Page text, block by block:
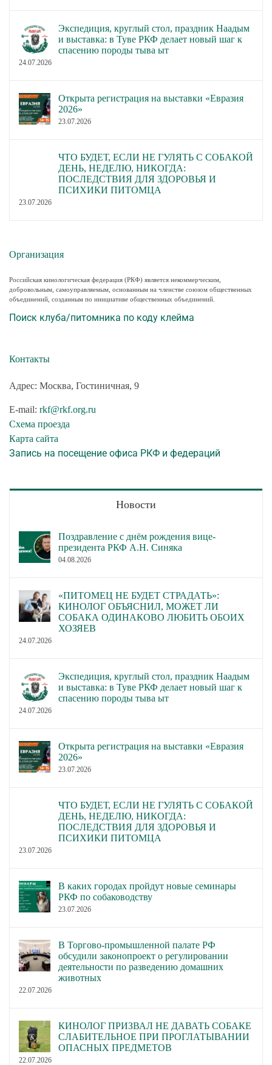
Экспедиция, круглый стол, праздник Наадым
и выставка: в Туве РКФ делает новый шаг к
спасению породы тыва ыт
24.07.2026
Открыта регистрация на выставки «Евразия
2026»
23.07.2026
ЧТО БУДЕТ, ЕСЛИ НЕ ГУЛЯТЬ С СОБАКОЙ
ДЕНЬ, НЕДЕЛЮ, НИКОГДА:
ПОСЛЕДСТВИЯ ДЛЯ ЗДОРОВЬЯ И
ПСИХИКИ ПИТОМЦА
23.07.2026
Организация
Российская кинологическая федерация (РКФ) является некоммерческим,
добровольным, самоуправляемым, основанным на членстве союзом общественных
объединений, созданным по инициативе общественных объединений.
Поиск клуба/питомника по коду клейма
Контакты
Адрес: Москва, Гостиничная, 9
E-mail: rkf@rkf.org.ru
Схема проезда
Карта сайта
Запись на посещение офиса РКФ и федераций
Новости
Поздравление с днём рождения вице-
президента РКФ А.Н. Синяка
04.08.2026
«ПИТОМЕЦ НЕ БУДЕТ СТРАДАТЬ»:
КИНОЛОГ ОБЪЯСНИЛ, МОЖЕТ ЛИ
СОБАКА ОДИНАКОВО ЛЮБИТЬ ОБОИХ
ХОЗЯЕВ
24.07.2026
Экспедиция, круглый стол, праздник Наадым
и выставка: в Туве РКФ делает новый шаг к
спасению породы тыва ыт
24.07.2026
Открыта регистрация на выставки «Евразия
2026»
23.07.2026
ЧТО БУДЕТ, ЕСЛИ НЕ ГУЛЯТЬ С СОБАКОЙ
ДЕНЬ, НЕДЕЛЮ, НИКОГДА:
ПОСЛЕДСТВИЯ ДЛЯ ЗДОРОВЬЯ И
ПСИХИКИ ПИТОМЦА
23.07.2026
В каких городах пройдут новые семинары
РКФ по собаководству
23.07.2026
В Торгово-промышленной палате РФ
обсудили законопроект о регулировании
деятельности по разведению домашних
животных
22.07.2026
КИНОЛОГ ПРИЗВАЛ НЕ ДАВАТЬ СОБАКЕ
СЛАБИТЕЛЬНОЕ ПРИ ПРОГЛАТЫВАНИИ
ОПАСНЫХ ПРЕДМЕТОВ
22.07.2026